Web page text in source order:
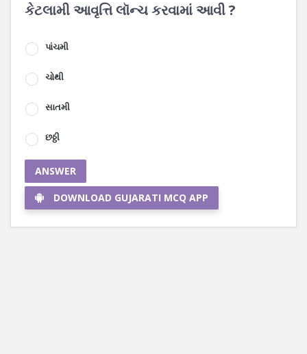
કેટલામી આવૃત્તિ લૉન્ચ કરવામાં આવી ?
પાંચમી
ચોથી
સાતમી
છઠ્ઠી
ANSWER
DOWNLOAD GUJARATI MCQ APP